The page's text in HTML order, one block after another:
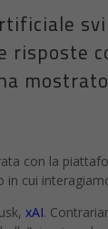
risposte
con la
cui
xAI.